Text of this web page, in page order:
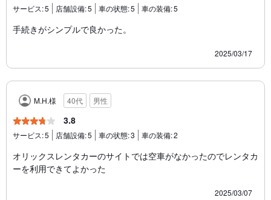
サービス:5 店舗設備:5 車の状態:5 車の装備:5
手続きがシンプルで良かった。
2025/03/17
M.H.様 40代 男性
3.8
サービス:5 店舗設備:5 車の状態:3 車の装備:2
オリックスレンタカーのサイトでは空車がなかったのでレンタカ
ーを利用できてよかった
2025/03/07